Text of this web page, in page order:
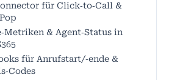
für Click‑to‑Call &
& Agent‑Status in
für Anrufstart/‑ende &